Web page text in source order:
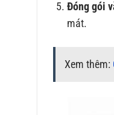
Đóng gói
mát.
Xem thêm: